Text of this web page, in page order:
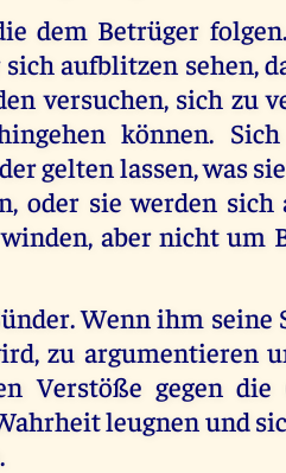
dem Betrüger
aufblitzen sehen,
versuchen, sich zu
können.
gelten lassen, was
oder sie werden sich
aber nicht um
Wenn ihm seine
zu argumentieren
Verstöße gegen die
leugnen und